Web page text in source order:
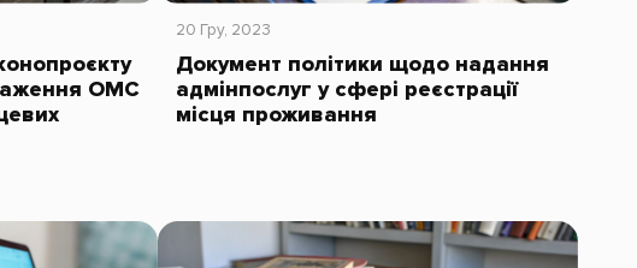
ОМС
20 Гру, 2023
Документ політики щодо надання
адмінпослуг у сфері реєстрації
місця проживання